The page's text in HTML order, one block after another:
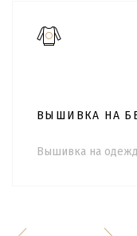
ВЫШИВКА НА
Вышивка на